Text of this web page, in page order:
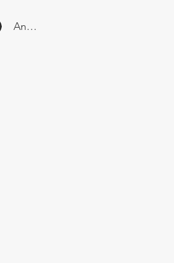
Anmelden